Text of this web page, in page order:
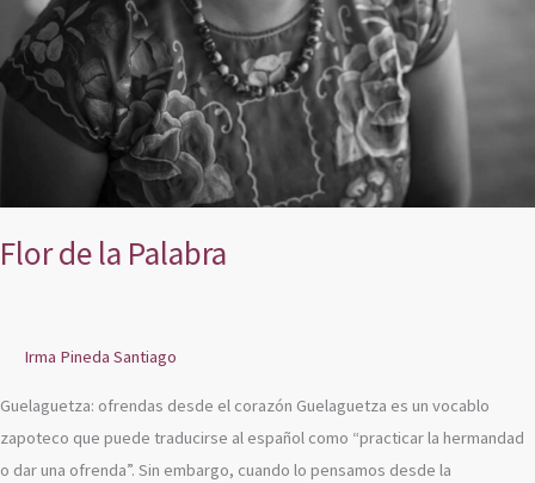
Flor de la Palabra
Irma Pineda Santiago
Guelaguetza: ofrendas desde el corazón Guelaguetza es un vocablo
zapoteco que puede traducirse al español como “practicar la hermandad
o dar una ofrenda”. Sin embargo, cuando lo pensamos desde la